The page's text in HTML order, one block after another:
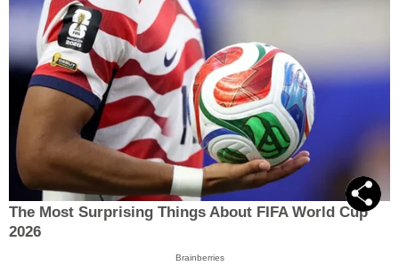
The Most Surprising Things About FIFA World Cup
2026
Brainberries